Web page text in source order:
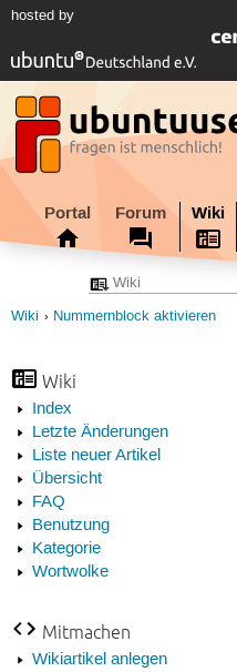
hosted by
Portal Forum Wiki
Wiki Nummernblock aktivieren
Wiki
Index
Letzte Änderungen
Liste neuer Artikel
Übersicht
FAQ
Benutzung
Kategorie
Wortwolke
Mitmachen
Wikiartikel anlegen